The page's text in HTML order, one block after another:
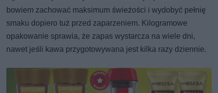
bowiem zachować maksimum świeżości i wydobyć pełnię
smaku dopiero tuż przed zaparzeniem. Kilogramowe
opakowanie sprawia, że zapas wystarcza na wiele dni,
nawet jeśli kawa przygotowywana jest kilka razy dziennie.